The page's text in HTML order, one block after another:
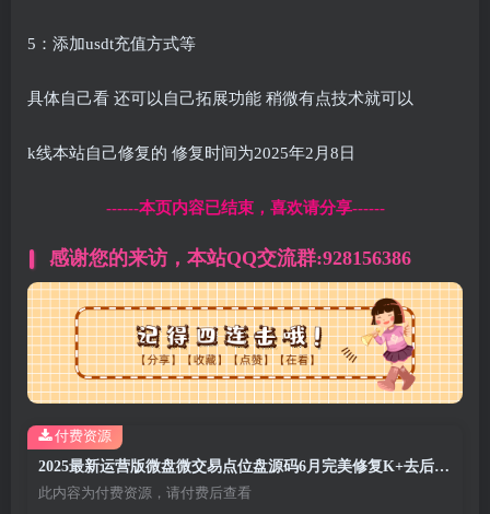
5：添加usdt充值方式等
具体自己看 还可以自己拓展功能 稍微有点技术就可以
k线本站自己修复的 修复时间为2025年2月8日
------本页内容已结束，喜欢请分享------
感谢您的来访，本站QQ交流群:928156386
2025最新运营版微盘微交易点位盘源码6月完美修复K+去后门+文件搭建教程
此内容为付费资源，请付费后查看
付费资源